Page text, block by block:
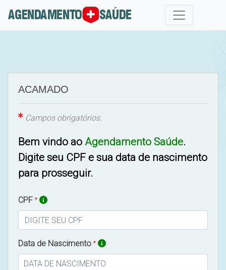
ACAMADO
Campos obrigatórios.
Bem vindo ao Agendamento Saúde.
Digite seu CPF e sua data de nascimento
para prosseguir.
CPF
Data de Nascimento